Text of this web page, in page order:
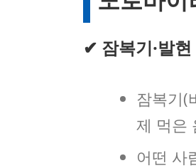
✔ 잠복기·발
잠복기(
제 먹은
어떤 사